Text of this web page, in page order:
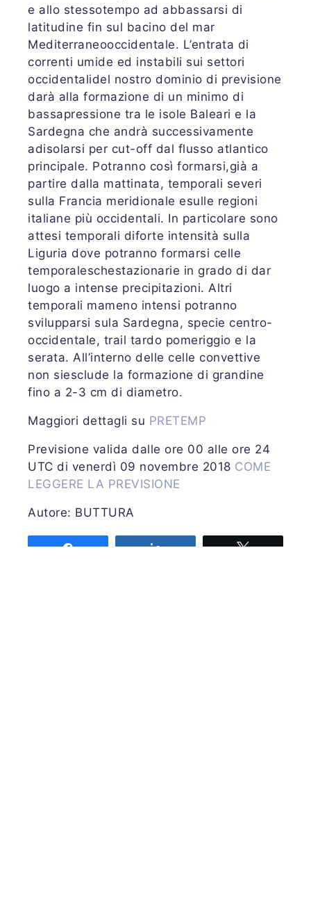
e allo stessotempo ad abbassarsi di
latitudine fin sul bacino del mar
Mediterraneooccidentale. L’entrata di
correnti umide ed instabili sui settori
occidentalidel nostro dominio di previsione
darà alla formazione di un minimo di
bassapressione tra le isole Baleari e la
Sardegna che andrà successivamente
adisolarsi per cut-off dal flusso atlantico
principale. Potranno così formarsi,già a
partire dalla mattinata, temporali severi
sulla Francia meridionale esulle regioni
italiane più occidentali. In particolare sono
attesi temporali diforte intensità sulla
Liguria dove potranno formarsi celle
temporaleschestazionarie in grado di dar
luogo a intense precipitazioni. Altri
temporali mameno intensi potranno
svilupparsi sula Sardegna, specie centro-
occidentale, trail tardo pomeriggio e la
serata. All’interno delle celle convettive
non siesclude la formazione di grandine
fino a 2-3 cm di diametro.
Maggiori dettagli su PRETEMP
Previsione valida dalle ore 00 alle ore 24
UTC di venerdì 09 novembre 2018 COME
LEGGERE LA PREVISIONE
Autore: BUTTURA
Share Share Tweet